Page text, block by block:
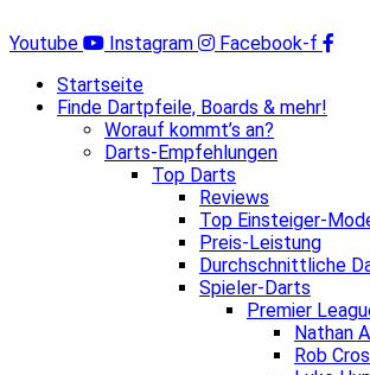
Inhalt
Youtube Instagram
Facebook-f
Startseite
Finde Dartpfeile, Boards & mehr!
Worauf kommt’s an?
Darts-Empfehlungen
Top Darts
Reviews
Top Einsteiger-
Preis-Leistung
Durchschnittliche
Spieler-Darts
Premier
Nathan
Rob